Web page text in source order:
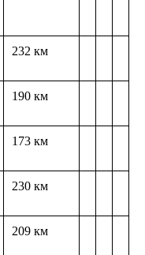
232 км
190 км
173 км
230 км
209 км